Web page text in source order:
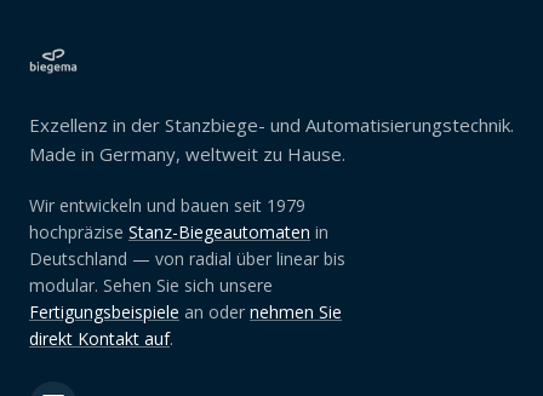
Exzellenz in der Stanzbiege- und Automatisierungstechnik.
Made in Germany, weltweit zu Hause.
Wir entwickeln und bauen seit 1979
hochpräzise Stanz-Biegeautomaten in
Deutschland — von radial über linear bis
modular. Sehen Sie sich unsere
Fertigungsbeispiele an oder nehmen Sie
direkt Kontakt auf.